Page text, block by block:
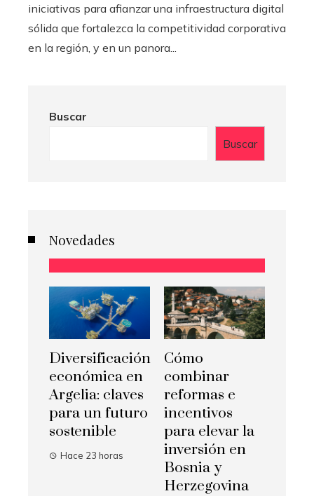
iniciativas para afianzar una infraestructura digital
sólida que fortalezca la competitividad corporativa
en la región, y en un panora...
Buscar
Buscar
Novedades
Diversificación
económica en
Argelia: claves
para un futuro
sostenible
Hace 23 horas
Cómo
combinar
reformas e
incentivos
para elevar la
inversión en
Bosnia y
Herzegovina